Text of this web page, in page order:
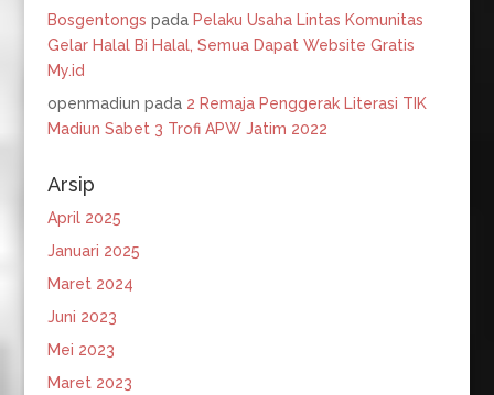
Bosgentongs pada Pelaku Usaha Lintas Komunitas
Gelar Halal Bi Halal, Semua Dapat Website Gratis
My.id
openmadiun pada 2 Remaja Penggerak Literasi TIK
Madiun Sabet 3 Trofi APW Jatim 2022
Arsip
April 2025
Januari 2025
Maret 2024
Juni 2023
Mei 2023
Maret 2023